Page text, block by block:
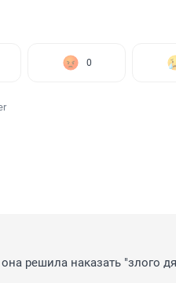
0
решила наказать "злого